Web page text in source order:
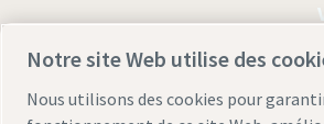
Notre site Web utilise des
Nous utilisons des cookies pour